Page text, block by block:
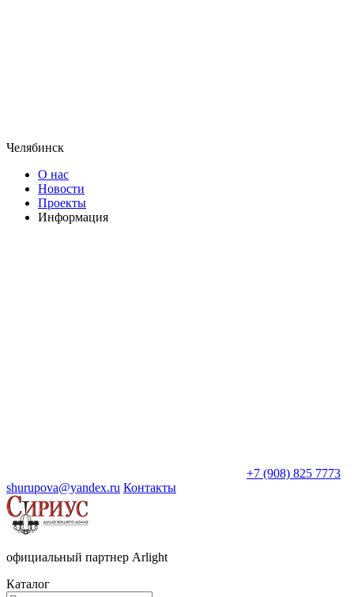
Челябинск
О нас
Новости
Проекты
Информация
+7 (908) 825 7773
shurupova@yandex.ru Контакты
официальный партнер Arlight
Каталог